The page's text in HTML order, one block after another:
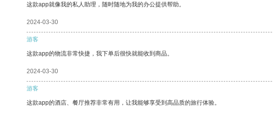
这款app就像我的私人助理，随时随地为我的办公提供帮助。
2024-03-30
游客
这款app的物流非常快捷，我下单后很快就能收到商品。
2024-03-30
游客
这款app的酒店、餐厅推荐非常有用，让我能够享受到高品质的旅行体验。